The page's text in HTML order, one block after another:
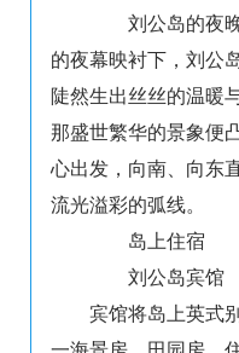
刘公岛的夜晚
的夜幕映衬下，刘公
陡然生出丝丝的温暖
那盛世繁华的景象便
心出发，向南、向东
流光溢彩的弧线。
岛上住宿
刘公岛宾馆
宾馆将岛上英式